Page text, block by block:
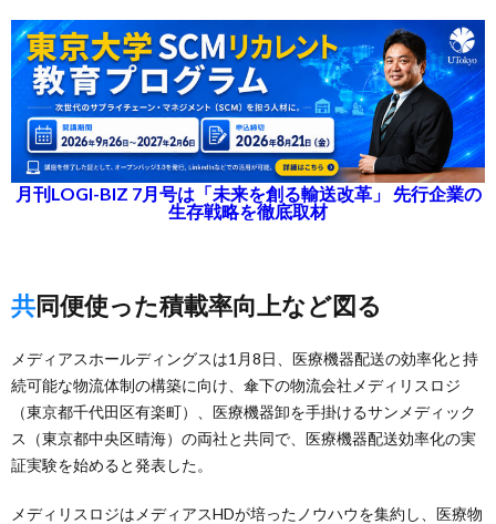
月刊LOGI-BIZ 7月号は「未来を創る輸送改革」 先行企業の
生存戦略を徹底取材
共同便使った積載率向上など図る
メディアスホールディングスは1月8日、医療機器配送の効率化と持
続可能な物流体制の構築に向け、傘下の物流会社メディリスロジ
（東京都千代田区有楽町）、医療機器卸を手掛けるサンメディック
ス（東京都中央区晴海）の両社と共同で、医療機器配送効率化の実
証実験を始めると発表した。
メディリスロジはメディアスHDが培ったノウハウを集約し、医療物